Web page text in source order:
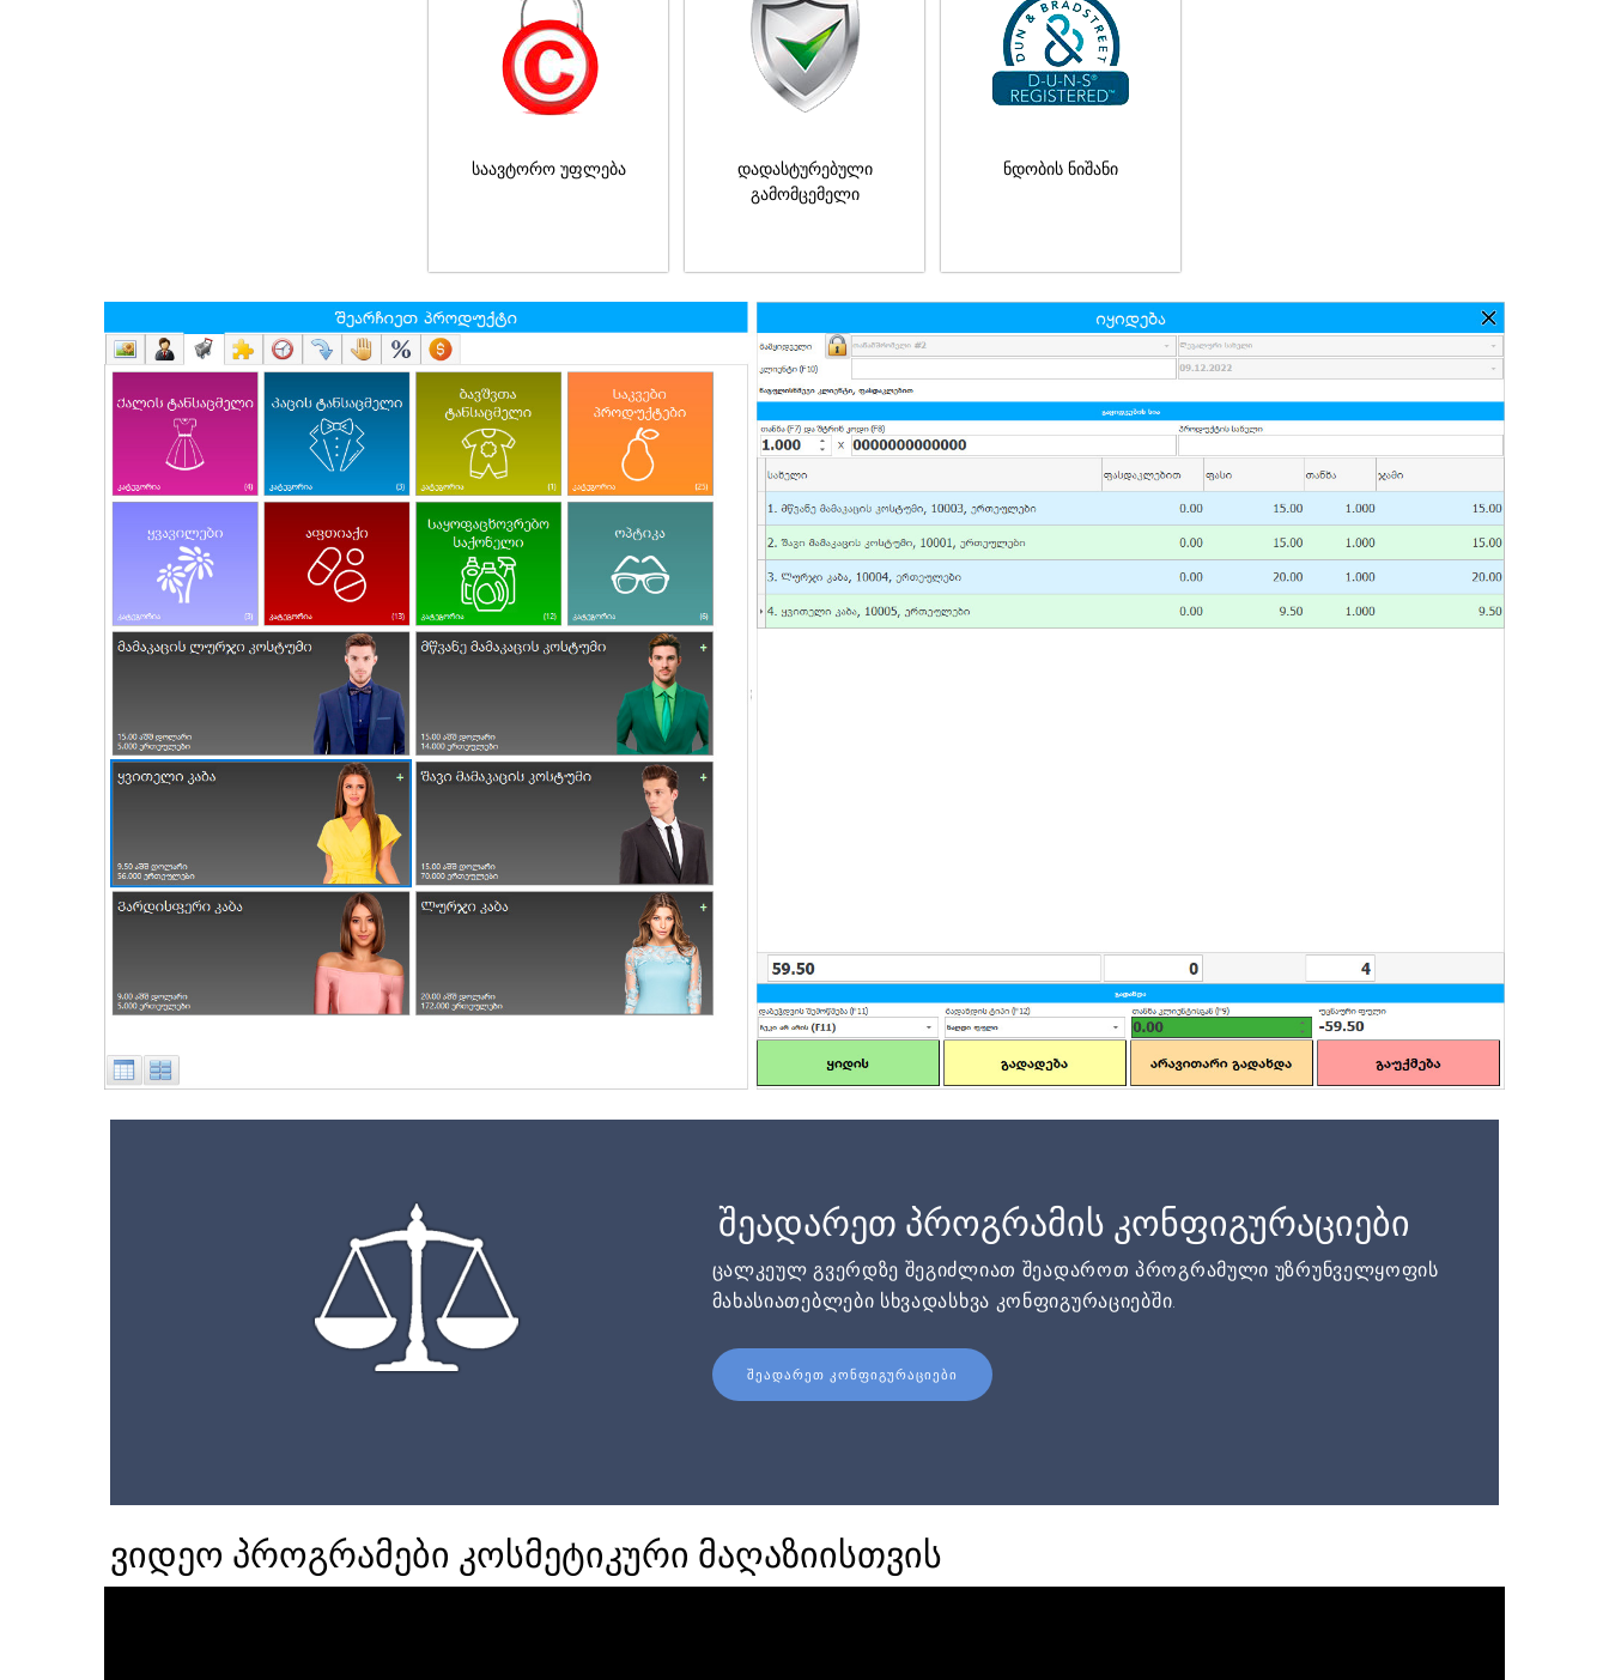
საავტორო უფლება
დადასტურებული
გამომცემელი
ნდობის ნიშანი
შეადარეთ პროგრამის კონფიგურაციები
ცალკეულ გვერდზე შეგიძლიათ შეადაროთ პროგრამული უზრუნველყოფის
მახასიათებლები სხვადასხვა კონფიგურაციებში.
ᲨᲔᲐᲓᲐᲠᲔᲗ ᲙᲝᲜᲤᲘᲒᲣᲠᲐᲪᲘᲔᲑᲘ
ვიდეო პროგრამები კოსმეტიკური მაღაზიისთვის